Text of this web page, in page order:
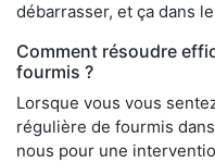
débarrasser, et ça dans
Comment résoudre
fourmis ?
Lorsque vous vous
régulière de fourmis
nous pour une